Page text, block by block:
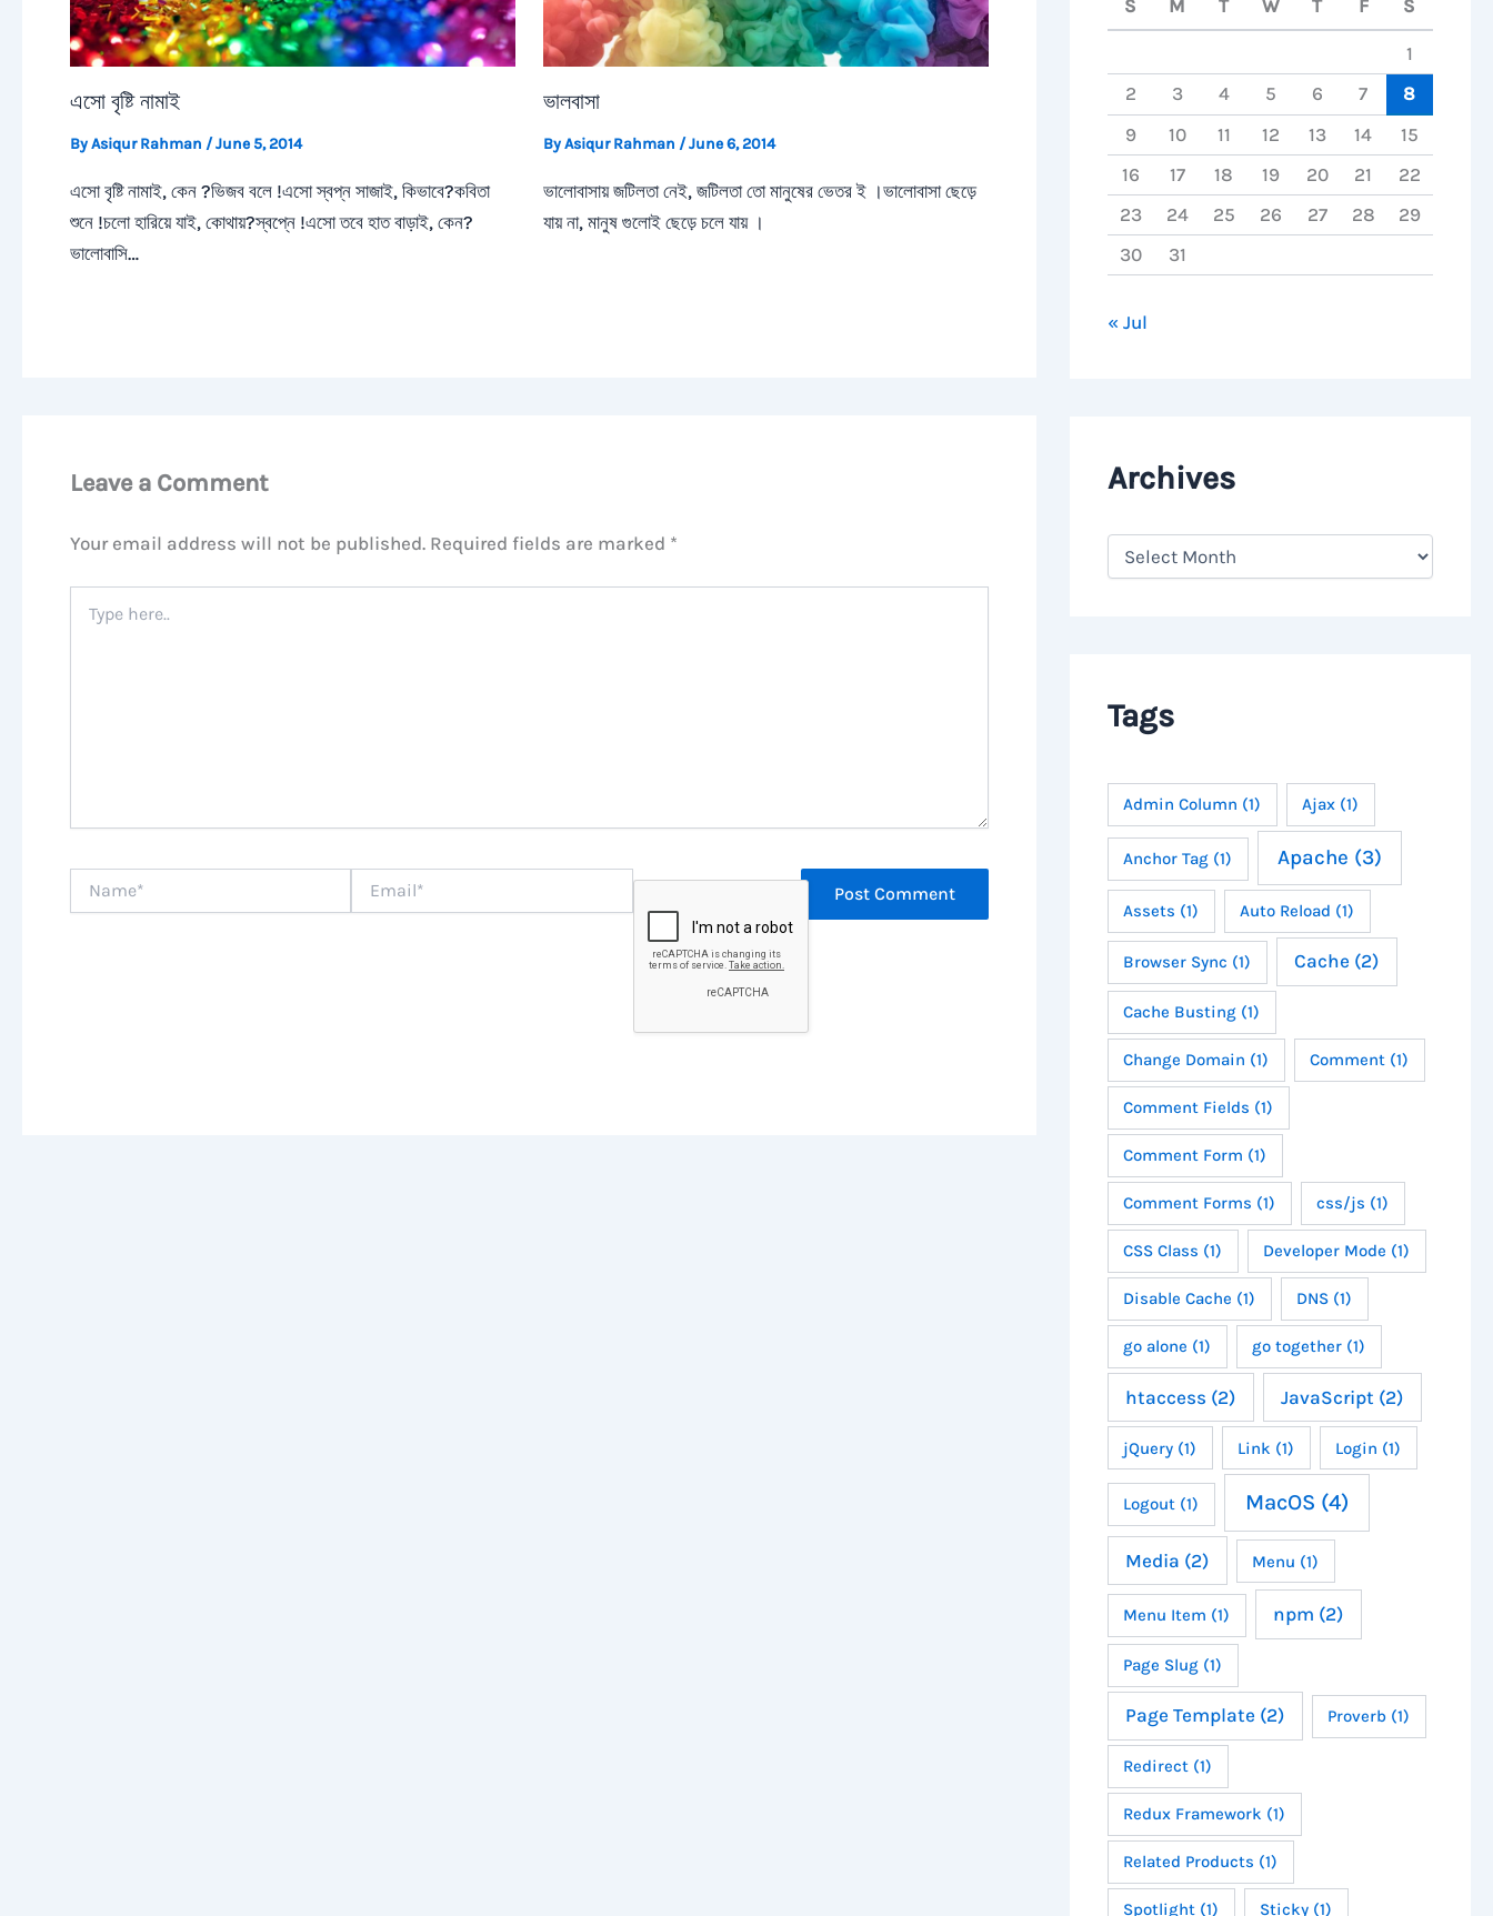
এসো বৃষ্টি নামাই
ByAsiqur Rahman /June 5, 2014
এসো বৃষ্টি নামাই, কেন ?ভিজব বলে !এসো স্বপ্ন সাজাই, কিভাবে?কবিতা
শুনে !চলো হারিয়ে যাই, কোথায়?স্বপ্নে !এসো তবে হাত বাড়াই, কেন?
ভালোবাসি…
ভালবাসা
ByAsiqur Rahman /June 6, 2014
ভালোবাসায় জটিলতা নেই, জটিলতা তো মানুষের ভেতর ই ।ভালোবাসা ছেড়ে
যায় না, মানুষ গুলোই ছেড়ে চলে যায় ।
Leave a Comment
Your email address will not be published. Required fields are marked *
here..
S M T W T F S
1
2
3 4 5 6 7
8
9
10 11 12 13 14
15
16
17 18 19 20 21
22
23
24 25 26 27 28
29
30
31
« Jul
Archives
A
Tags
Admin Column (1) Ajax (1)
Anchor Tag (1) Apache (3)
Assets (1) Auto Reload (1)
Browser Sync (1) Cache (2)
Cache Busting (1)
Change Domain (1) Comment (1)
Comment Fields (1)
Comment Form (1)
Comment Forms (1) css/js (1)
CSS Class (1) Developer Mode (1)
Disable Cache (1) DNS (1)
go alone (1) go together (1)
htaccess (2) JavaScript (2)
jQuery (1) Link (1) Login (1)
Logout (1) MacOS (4)
Media (2) Menu (1)
Menu Item (1) npm (2)
Page Slug (1)
Page Template (2) Proverb (1)
Redirect (1)
Redux Framework (1)
Related Products (1)
Spotlight (1) Sticky (1)